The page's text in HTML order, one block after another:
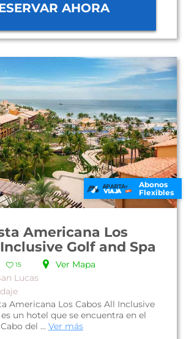
AHORA
Abonos
Flexibles
Americana Los
Golf and Spa
15
Ver Mapa
Lucas
Americana Los Cabos All Inclusive
un hotel que se encuentra en el
del ... Ver más